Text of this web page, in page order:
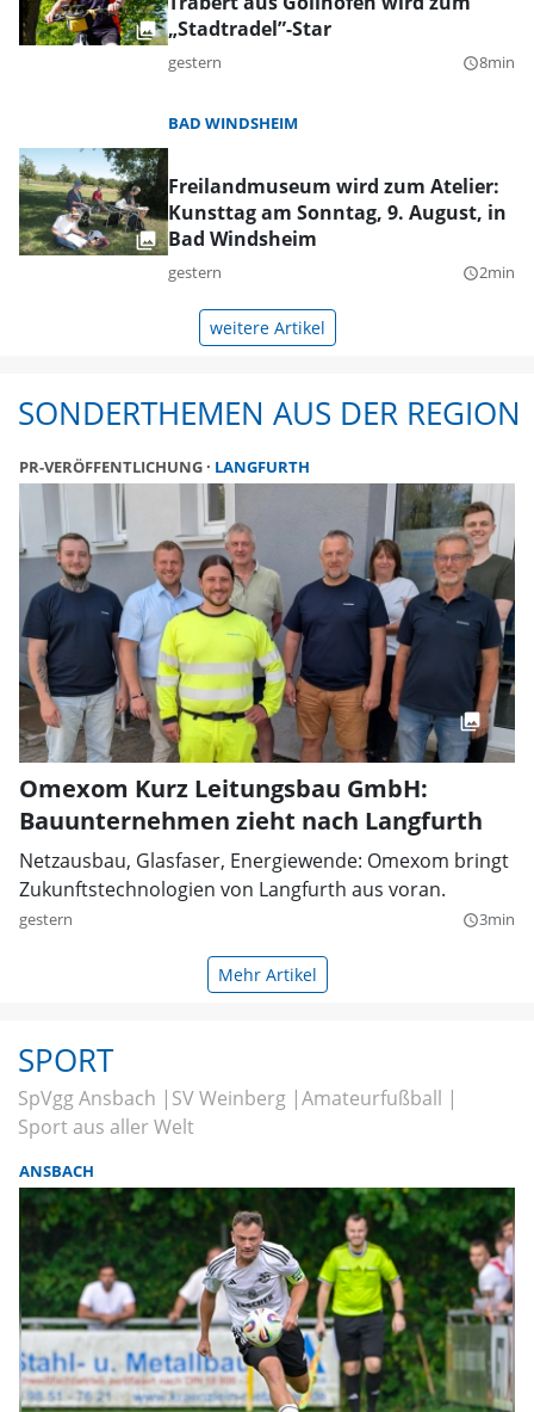
„Stadtradel”-Star
gestern query_builder8min
BAD WINDSHEIM
Freilandmuseum wird zum Atelier:
Kunsttag am Sonntag, 9. August, in
Bad Windsheim
gestern query_builder2min
weitere Artikel
SONDERTHEMEN AUS DER REGION
PR-VERÖFFENTLICHUNG LANGFURTH
Omexom Kurz Leitungsbau GmbH:
Bauunternehmen zieht nach Langfurth
Netzausbau, Glasfaser, Energiewende: Omexom bringt
Zukunftstechnologien von Langfurth aus voran.
gestern query_builder3min
Mehr Artikel
SPORT
SpVgg Ansbach SV Weinberg Amateurfußball
Sport aus aller Welt
ANSBACH